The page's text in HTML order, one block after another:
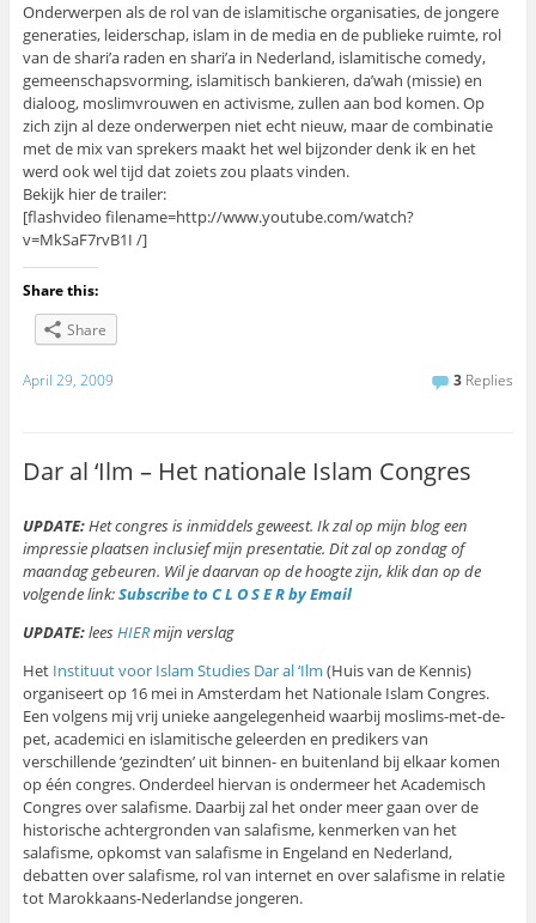
Onderwerpen als de rol van de islamitische organisaties, de jongere
generaties, leiderschap, islam in de media en de publieke ruimte, rol
van de shari’a raden en shari’a in Nederland, islamitische comedy,
gemeenschapsvorming, islamitisch bankieren, da’wah (missie) en
dialoog, moslimvrouwen en activisme, zullen aan bod komen. Op
zich zijn al deze onderwerpen niet echt nieuw, maar de combinatie
met de mix van sprekers maakt het wel bijzonder denk ik en het
werd ook wel tijd dat zoiets zou plaats vinden.
Bekijk hier de trailer:
[flashvideo filename=http://www.youtube.com/watch?
v=MkSaF7rvB1I /]
Share this:
Share
April 29, 2009 3 Replies
Dar al ‘Ilm – Het nationale Islam Congres
UPDATE:Het congres is inmiddels geweest. Ik zal op mijn blog een
impressie plaatsen inclusief mijn presentatie. Dit zal op zondag of
maandag gebeuren. Wil je daarvan op de hoogte zijn, klik dan op de
volgende link:Subscribe to C L O S E R by Email
UPDATE:leesHIERmijn verslag
Het Instituut voor Islam Studies Dar al ‘Ilm (Huis van de Kennis)
organiseert op 16 mei in Amsterdam het Nationale Islam Congres.
Een volgens mij vrij unieke aangelegenheid waarbij moslims-met-de-
pet, academici en islamitische geleerden en predikers van
verschillende ‘gezindten’ uit binnen- en buitenland bij elkaar komen
op één congres. Onderdeel hiervan is ondermeer het Academisch
Congres over salafisme. Daarbij zal het onder meer gaan over de
historische achtergronden van salafisme, kenmerken van het
salafisme, opkomst van salafisme in Engeland en Nederland,
debatten over salafisme, rol van internet en over salafisme in relatie
tot Marokkaans-Nederlandse jongeren.